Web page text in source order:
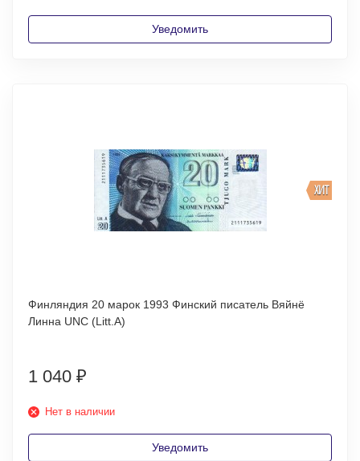
Уведомить
ХИТ
Финляндия 20 марок 1993 Финский писатель Вяйнё
Линна UNC (Litt.A)
1 040 ₽
Нет в наличии
Уведомить